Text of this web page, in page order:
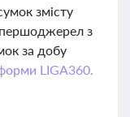
змісту
першоджерел з
за добу
LIGA360.